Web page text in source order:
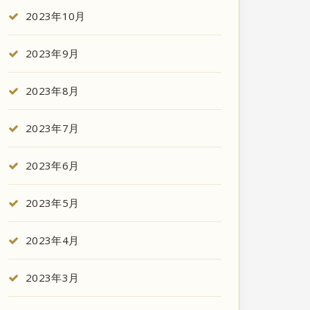
2023年10月
2023年9月
2023年8月
2023年7月
2023年6月
2023年5月
2023年4月
2023年3月